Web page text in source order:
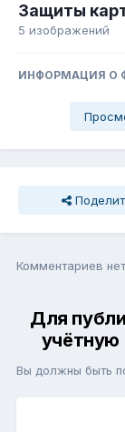
Защиты
5 изображений
ИНФОРМАЦИЯ О
Комментариев нет
Для
учётную
Вы должны быть